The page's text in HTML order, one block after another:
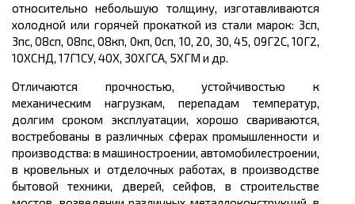
относительно небольшую толщину, изготавливаются
холодной или горячей прокаткой из стали марок: 3сп,
3пс, 08сп, 08пс, 08кп, 0кп, 0сп, 10, 20, 30, 45, 09Г2С, 10Г2,
10ХСНД, 17Г1СУ, 40Х, 30ХГСА, 5ХГМ и др.
Отличаются прочностью, устойчивостью к
механическим нагрузкам, перепадам температур,
долгим сроком эксплуатации, хорошо свариваются,
востребованы в различных сферах промышленности и
производства: в машиностроении, автомобилестроении,
в кровельных и отделочных работах, в производстве
бытовой техники, дверей, сейфов, в строительстве